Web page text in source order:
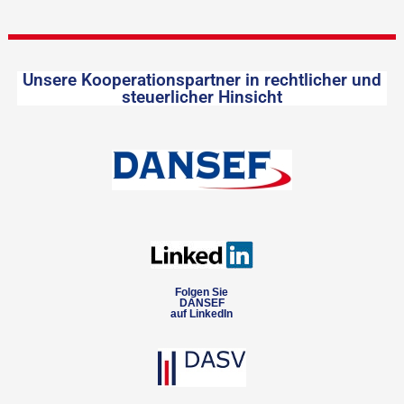
Unsere Kooperationspartner in rechtlicher und
steuerlicher Hinsicht
Folgen Sie
DANSEF
auf LinkedIn